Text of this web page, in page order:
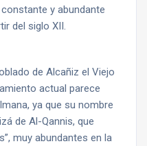
y abundante
del siglo XII.
de Alcañiz el Viejo
actual parece
ya que su nombre
de Al-Qannis, que
muy abundantes en la